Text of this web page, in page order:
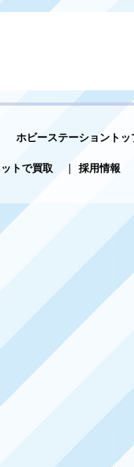
ホビーステーショントッ
トで買取
| 採用情報